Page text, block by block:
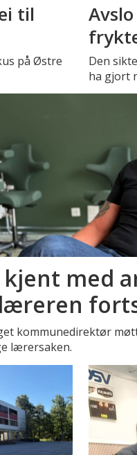
til
på Østre
Den
ha gjort
kjent med
kommunedirektør
lærersaken.